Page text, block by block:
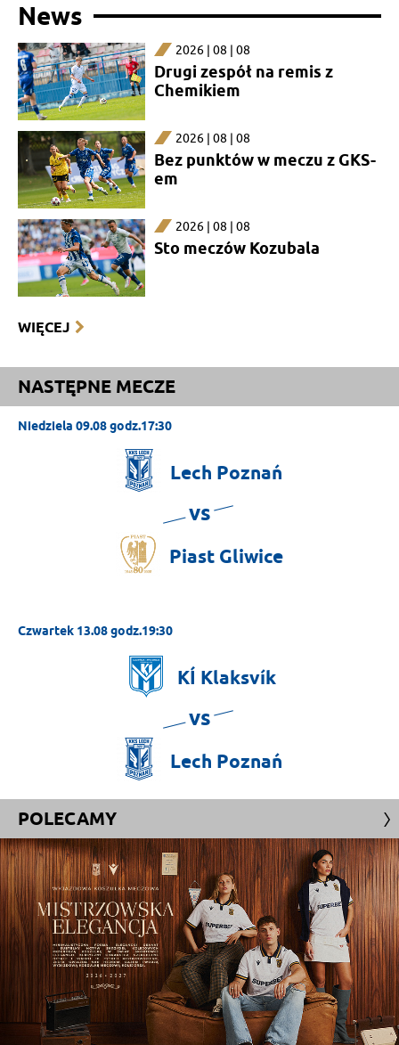
News
2026 | 08 | 08
Drugi zespół na remis z
Chemikiem
2026 | 08 | 08
Bez punktów w meczu z GKS-
em
2026 | 08 | 08
Sto meczów Kozubala
WIĘCEJ
NASTĘPNE MECZE
Niedziela 09.08 godz.17:30
Lech Poznań
vs
Piast Gliwice
Czwartek 13.08 godz.19:30
KÍ Klaksvík
vs
Lech Poznań
POLECAMY